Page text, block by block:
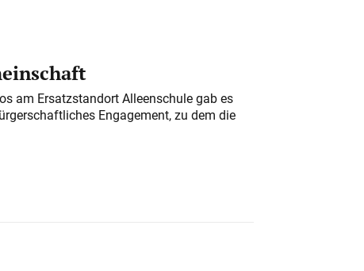
am Ersatzstandort Alleenschule gab es
Engagement, zu dem die